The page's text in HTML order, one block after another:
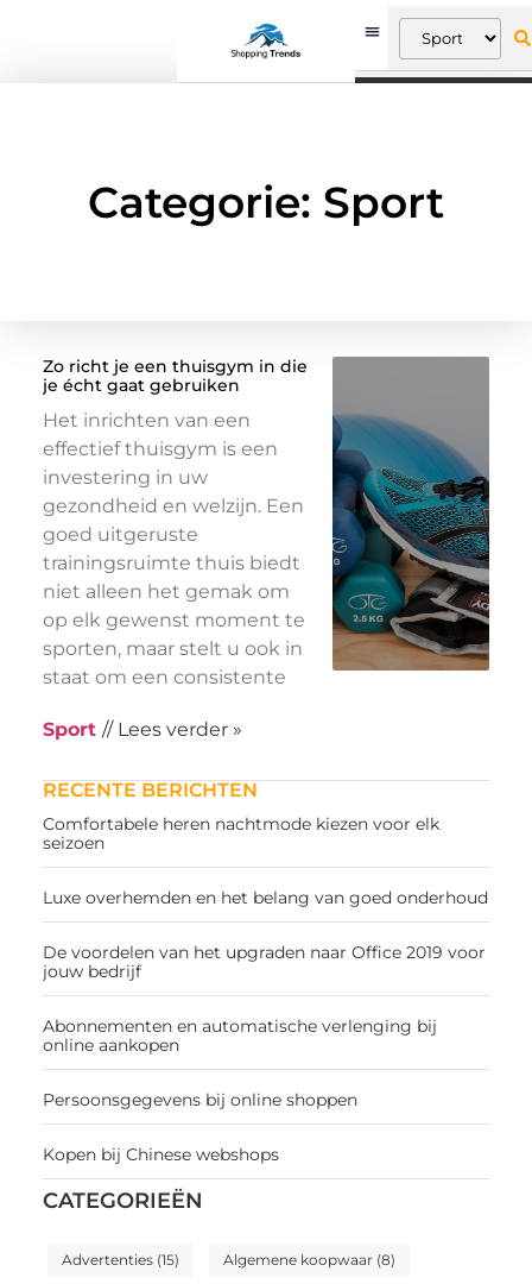
Categorie: Sport
RECENTE BERICHTEN
Comfortabele heren nachtmode kiezen voor elk
seizoen
Luxe overhemden en het belang van goed onderhoud
De voordelen van het upgraden naar Office 2019 voor
jouw bedrijf
Abonnementen en automatische verlenging bij
online aankopen
Persoonsgegevens bij online shoppen
Kopen bij Chinese webshops
CATEGORIEËN
Advertenties(15) Algemene koopwaar(8)
Zo richt je een thuisgym in die
je écht gaat gebruiken
​Het inrichten van een
effectief thuisgym is een
investering in uw
gezondheid en welzijn. Een
goed uitgeruste
trainingsruimte thuis biedt
niet alleen het gemak om
op elk gewenst moment te
sporten, maar stelt u ook in
staat om een consistente
Sport // Lees verder »